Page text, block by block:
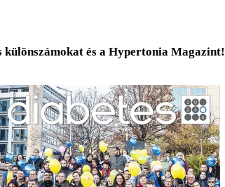
különszámokat és a Hypertonia Magazint!